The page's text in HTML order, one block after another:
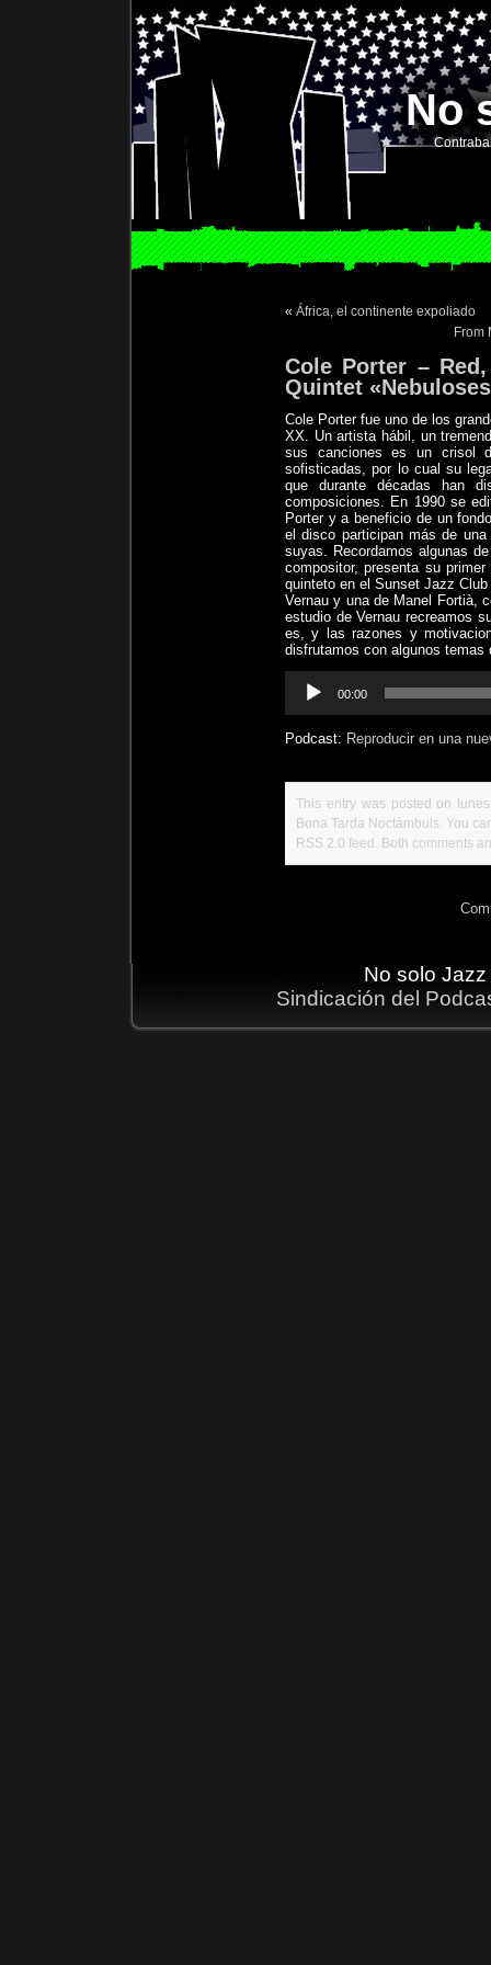
No
« África, el continente expoliado
From
Cole Porter –
Quintet
Cole Porter fue uno de los
XX. Un artista hábil, un
sus canciones es un crisol
sofisticadas, por lo cual su
que durante décadas han
composiciones. En 1990 se
Porter y a beneficio de un
el disco participan más de
suyas. Recordamos algunas
compositor, presenta su primer
quinteto en el Sunset Jazz
Vernau y una de Manel Fortià,
estudio de Vernau recreamos
es, y las razones y
disfrutamos con algunos temas
Reproductor
00:00
Podcast: Reproducir en una
This entry was posted on
Bona Tarda Noctámbuls. You
RSS 2.0 feed. Both comments
No solo
Sindicación del